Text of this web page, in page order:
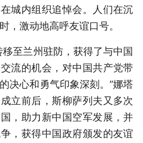
城内组织追悼会。人们在沉
，激动地高呼友谊口号。
至兰州驻防，获得了与中国
流的机会，对中国共产党带
决心和勇气印象深刻。”娜塔
立前后，斯柳萨列夫又多次
，助力新中国空军发展，并
，获得中国政府颁发的友谊